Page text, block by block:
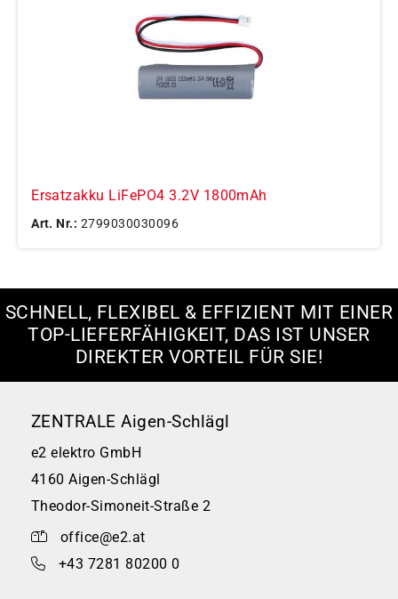
Ersatzakku LiFePO4 3.2V 1800mAh
Art. Nr.: 2799030030096
SCHNELL, FLEXIBEL & EFFIZIENT MIT EINER
TOP-LIEFERFÄHIGKEIT, DAS IST UNSER
DIREKTER VORTEIL FÜR SIE!
ZENTRALE Aigen-Schlägl
e2 elektro GmbH
4160 Aigen-Schlägl
Theodor-Simoneit-Straße 2
office@e2.at
+43 7281 80200 0